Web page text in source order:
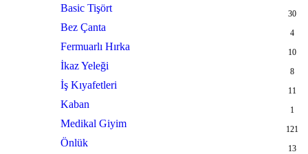
Basic Tişört 30
Bez Çanta 4
Fermuarlı Hırka 10
İkaz Yeleği 8
İş Kıyafetleri 11
Kaban 1
Medikal Giyim 121
Önlük 13